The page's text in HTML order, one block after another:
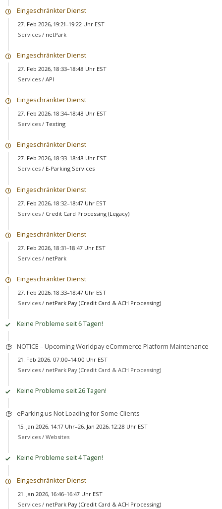
Eingeschränkter Dienst
27. Feb 2026, 19:21–19:22 Uhr EST
Services / netPark
Eingeschränkter Dienst
27. Feb 2026, 18:33–18:48 Uhr EST
Services / API
Eingeschränkter Dienst
27. Feb 2026, 18:34–18:48 Uhr EST
Services / Texting
Eingeschränkter Dienst
27. Feb 2026, 18:33–18:48 Uhr EST
Services / E-Parking Services
Eingeschränkter Dienst
27. Feb 2026, 18:32–18:47 Uhr EST
Services / Credit Card Processing (Legacy)
Eingeschränkter Dienst
27. Feb 2026, 18:31–18:47 Uhr EST
Services / netPark
Eingeschränkter Dienst
27. Feb 2026, 18:33–18:47 Uhr EST
Services / netPark Pay (Credit Card & ACH Processing)
Keine Probleme seit 6 Tagen!
NOTICE – Upcoming Worldpay eCommerce Platform Maintenance
21. Feb 2026, 07:00–14:00 Uhr EST
Services / netPark Pay (Credit Card & ACH Processing)
Keine Probleme seit 26 Tagen!
eParking.us Not Loading for Some Clients
15. Jan 2026, 14:17 Uhr–26. Jan 2026, 12:28 Uhr EST
Services / Websites
Keine Probleme seit 4 Tagen!
Eingeschränkter Dienst
21. Jan 2026, 16:46–16:47 Uhr EST
Services / netPark Pay (Credit Card & ACH Processing)